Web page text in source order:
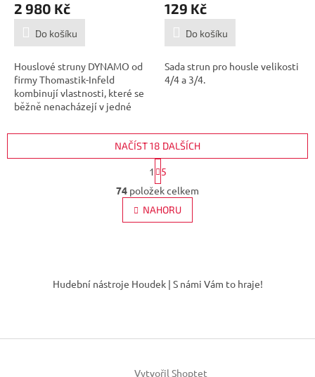
2 980 Kč
Do košíku
Houslové struny DYNAMO od
firmy Thomastik-Infeld
kombinují vlastnosti, které se
běžně nenacházejí v jedné
129 Kč
Do košíku
Sada strun pro housle velikosti
4/4 a 3/4.
O
v
l
á
p
y
ý
NAČÍST 18 DALŠÍCH
t
r
á
n
k
í
1
5
74 položek celkem
NAHORU
í
Hudební nástroje Houdek | S námi Vám to hraje!
Vytvořil Shoptet